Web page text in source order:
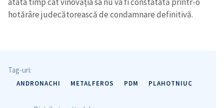
hotărâre judecătorească de condamnare definitivă.
Tag-uri:
ANDRONACHI METALFEROS PDM PLAHOTNIUC
Titlu știre
+ Adaugă titlu